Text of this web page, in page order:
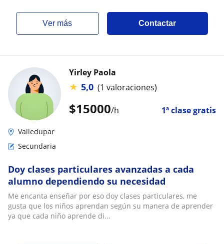
ver más Contactar
$15000/h 1ª clase gratis
Yirley Paola
★ 5,0 (1 valoraciones)
Valledupar
Secundaria
Doy clases particulares avanzadas a cada
alumno dependiendo su necesidad
Me encanta enseñar por eso doy clases particulares, me
gusta que los niños aprendan según su manera de aprender
ya que cada niño aprende di...